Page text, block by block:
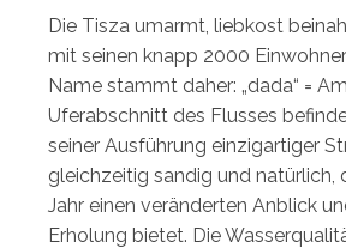
Die Tisza umarmt, liebkost
mit seinen knapp 2000
Name stammt daher: „dada“ =
Uferabschnitt des Flusses
seiner Ausführung einzigartiger
gleichzeitig sandig und natürlich,
Jahr einen veränderten Anblick
Erholung bietet. Die